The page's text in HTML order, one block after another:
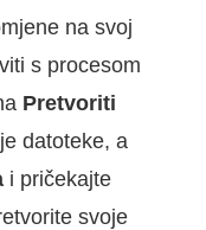
na svoj
s procesom
Pretvoriti
datoteke, a
i pričekajte
svoje